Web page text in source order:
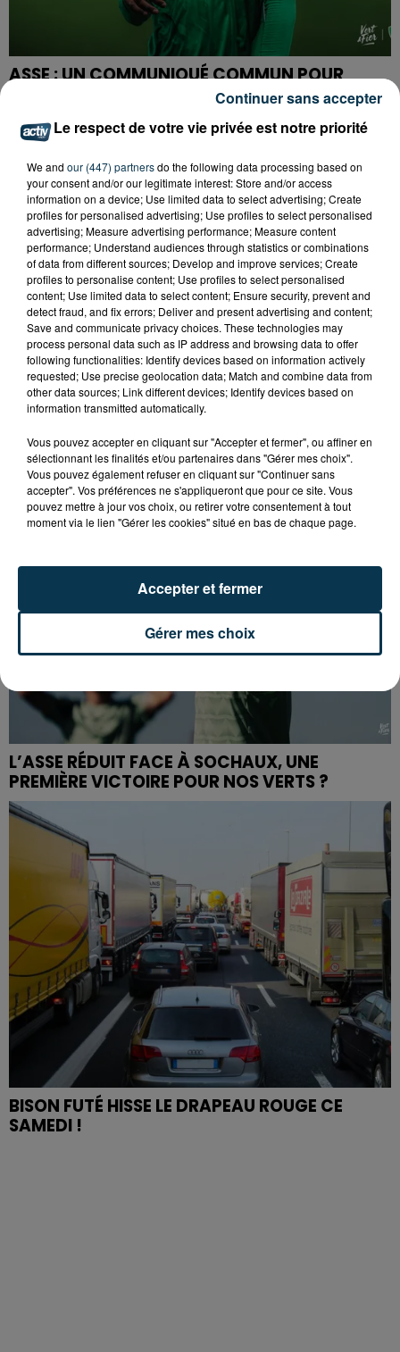
ASSE : UN COMMUNIQUÉ COMMUN POUR
DEMANDER LE DÉPART DE PIERRE EKWAH
CYANOBACTÉRIES : LE PRÉFÊT PREND UN
ARRÊTÉ POUR LES ACTIVITÉS DE...
L’ASSE RÉDUIT FACE À SOCHAUX, UNE
PREMIÈRE VICTOIRE POUR NOS VERTS ?
BISON FUTÉ HISSE LE DRAPEAU ROUGE CE
SAMEDI !
Le respect de votre vie privée est notre priorité
We and our (447) partnersdo the following data processing based on
your consent and/or our legitimate interest: Store and/or access
information on a device; Use limited data to select advertising; Create
profiles for personalised advertising; Use profiles to select personalised
advertising; Measure advertising performance; Measure content
performance; Understand audiences through statistics or combinations
of data from different sources; Develop and improve services; Create
profiles to personalise content; Use profiles to select personalised
content; Use limited data to select content; Ensure security, prevent and
detect fraud, and fix errors; Deliver and present advertising and content;
Save and communicate privacy choices. These technologies may
process personal data such as IP address and browsing data to offer
following functionalities: Identify devices based on information actively
requested; Use precise geolocation data; Match and combine data from
other data sources; Link different devices; Identify devices based on
information transmitted automatically.
Vous pouvez accepter en cliquant sur "Accepter et fermer", ou affiner en
sélectionnant les finalités et/ou partenaires dans "Gérer mes choix".
Vous pouvez également refuser en cliquant sur "Continuer sans
accepter". Vos préférences ne s'appliqueront que pour ce site. Vous
pouvez mettre à jour vos choix, ou retirer votre consentement à tout
moment via le lien "Gérer les cookies" situé en bas de chaque page.
Gérer mes choix
Accepter et fermer
Continuer sans accepter